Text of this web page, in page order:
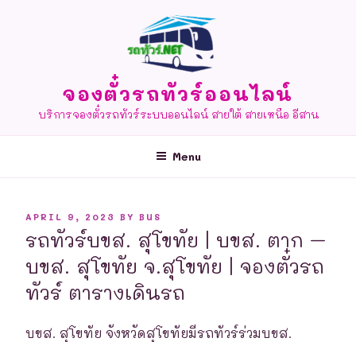
จองตั๋วรถทัวร์ออนไลน์
บริการจองตั๋วรถทัวร์ระบบออนไลน์ สายใต้ สายเหนือ อีสาน
Menu
POSTED
APRIL 9, 2023 BY BUS
รถทัวร์บขส. สุโขทัย | บขส. ตาก –
บขส. สุโขทัย จ.สุโขทัย | จองตั๋วรถ
ทัวร์ ตารางเดินรถ
บขส. สุโขทัย จังหวัดสุโขทัยมีรถทัวร์ร่วมบขส.